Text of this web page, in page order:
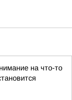
на что-то